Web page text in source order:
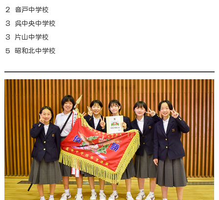
２ 音戸中学校
３ 呉中央中学校
３ 片山中学校
５ 昭和北中学校